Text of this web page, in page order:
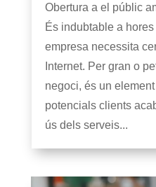
Obertura a el públic
És indubtable a
empresa necessita
Internet. Per gran o
negoci, és un
potencials clients
ús dels serveis...